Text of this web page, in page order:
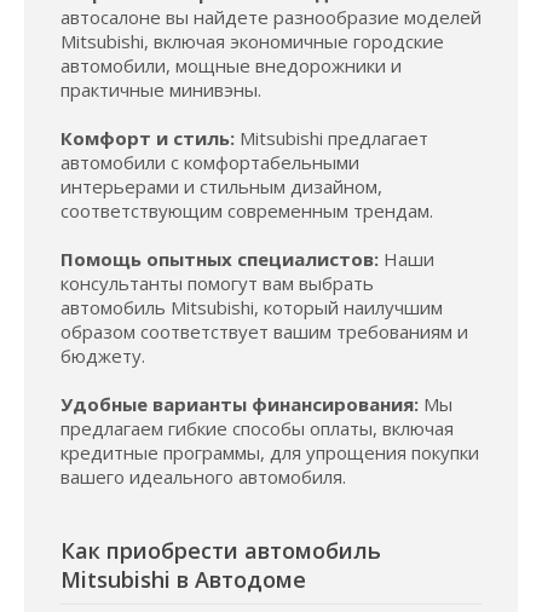
автосалоне вы найдете разнообразие моделей
Mitsubishi, включая экономичные городские
автомобили, мощные внедорожники и
практичные минивэны.
Комфорт и стиль: Mitsubishi предлагает
автомобили с комфортабельными
интерьерами и стильным дизайном,
соответствующим современным трендам.
Помощь опытных специалистов: Наши
консультанты помогут вам выбрать
автомобиль Mitsubishi, который наилучшим
образом соответствует вашим требованиям и
бюджету.
Удобные варианты финансирования: Мы
предлагаем гибкие способы оплаты, включая
кредитные программы, для упрощения покупки
вашего идеального автомобиля.
Как приобрести автомобиль
Mitsubishi в Автодоме